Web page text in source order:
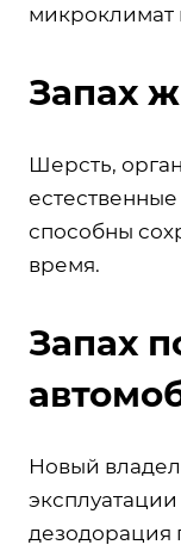
микроклимат
Запах
Шерсть,
способны
время.
Запах
Новый
дезодорация